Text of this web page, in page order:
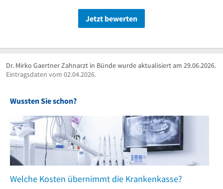
Jetzt bewerten
Dr. Mirko Gaertner Zahnarzt in Bünde wurde aktualisiert am 29.06.2026.
Eintragsdaten vom 02.04.2026.
Wussten Sie schon?
Welche Kosten übernimmt die Krankenkasse?